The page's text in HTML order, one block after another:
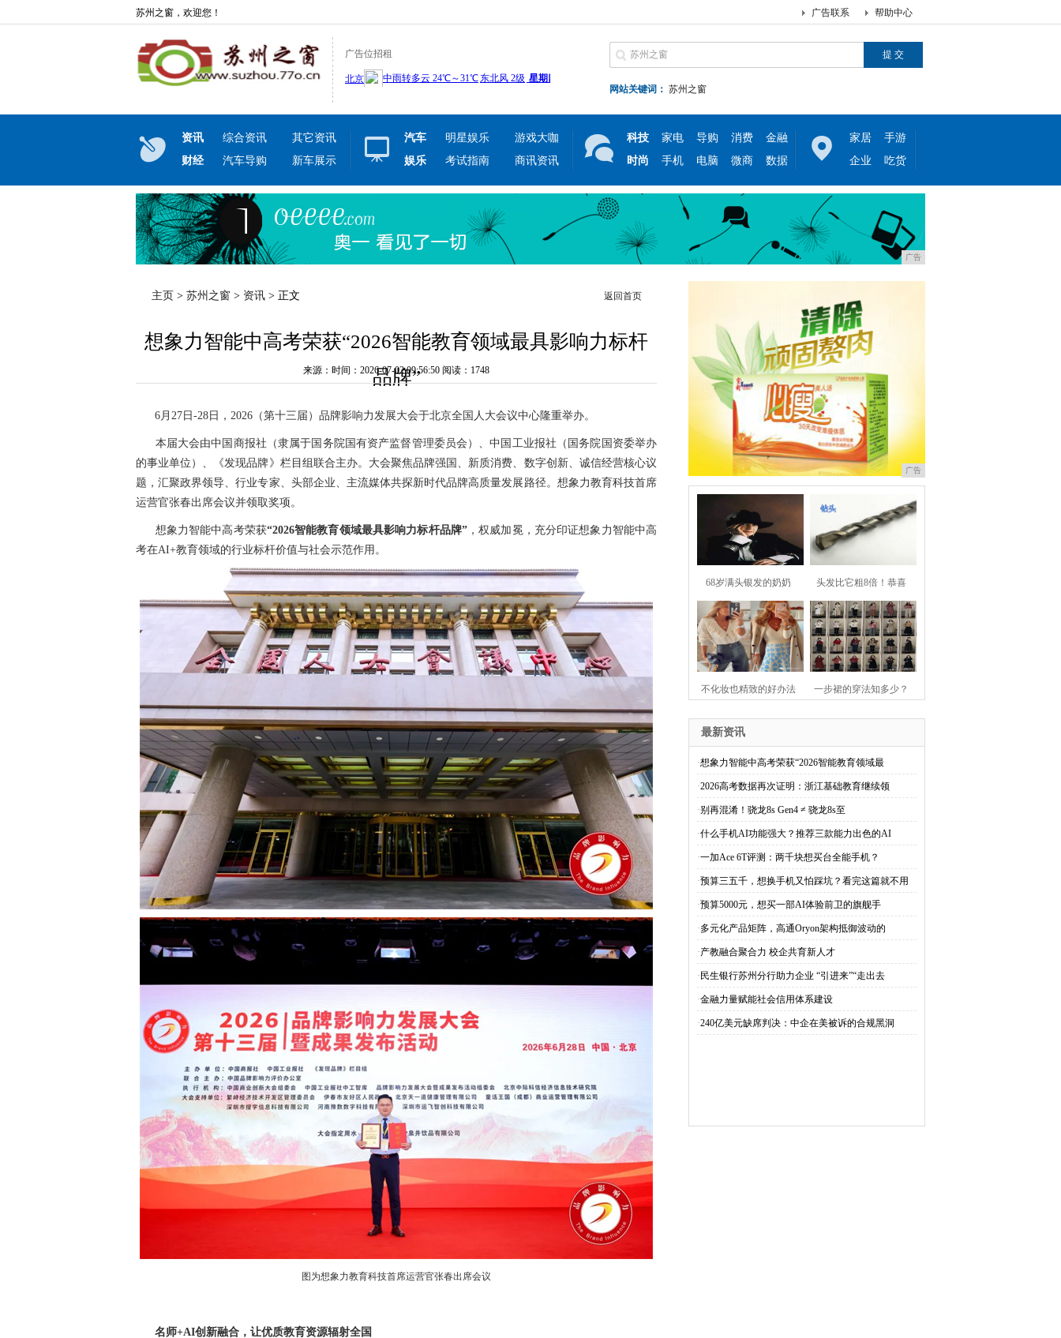
苏州之窗，欢迎您！ 帮助中心
广告联系
广告位招租
网站关键词： 苏州之窗
资讯 综合资讯
其它资讯
财经
汽车导购 新车展示
汽车 明星娱乐
游戏大咖
娱乐
考试指南 商讯资讯
科技 家电 导购 消费
金融
时尚
手机 电脑 微商 数据
家居
手游
企业
吃货
广告
主页 > 苏州之窗 > 资讯 > 正文 返回首页
想象力智能中高考荣获“2026智能教育领域最具影响力标杆
品牌”
来源：时间：2026-07-02 09:56:50 阅读：1748
6月27日-28日，2026（第十三届）品牌影响力发展大会于北京全国人大会议中心隆重举办。
本届大会由中国商报社（隶属于‌国务院国有资产监督管理委员会）、中国工业报社（国务院国资委举办
的事业单位）、《发现品牌》栏目组联合主办。大会聚焦品牌强国、新质消费、数字创新、诚信经营核心议
题，汇聚政界领导、行业专家、头部企业、主流媒体共探新时代品牌高质量发展路径。想象力教育科技首席
运营官张春出席会议并领取奖项。
想象力智能中高考荣获“2026智能教育领域最具影响力标杆品牌”，权威加冕，充分印证想象力智能中高
考在AI+教育领域的行业标杆价值与社会示范作用。
图为想象力教育科技首席运营官张春出席会议
名师+AI创新融合，让优质教育资源辐射全国
广告
68岁满头银发的奶奶 头发比它粗8倍！恭喜
不化妆也精致的好办法 一步裙的穿法知多少？
最新资讯
·想象力智能中高考荣获“2026智能教育领域最
·2026高考数据再次证明：浙江基础教育继续领
·别再混淆！骁龙8s Gen4 ≠ 骁龙8s至
·什么手机AI功能强大？推荐三款能力出色的AI
·一加Ace 6T评测：两千块想买台全能手机？
·预算三五千，想换手机又怕踩坑？看完这篇就不用
·预算5000元，想买一部AI体验前卫的旗舰手
·多元化产品矩阵，高通Oryon架构抵御波动的
·产教融合聚合力 校企共育新人才
· 民生银行苏州分行助力企业 “引进来”“走出去
·金融力量赋能社会信用体系建设
·240亿美元缺席判决：中企在美被诉的合规黑洞